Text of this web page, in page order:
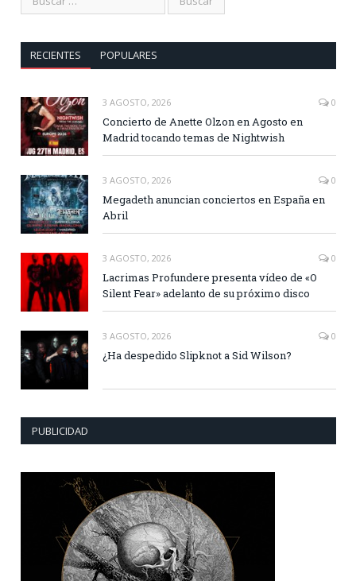
RECIENTES POPULARES
3 AGOSTO, 2026 0
Concierto de Anette Olzon en Agosto en
Madrid tocando temas de Nightwish
3 AGOSTO, 2026 0
Megadeth anuncian conciertos en España en
Abril
3 AGOSTO, 2026 0
Lacrimas Profundere presenta vídeo de «O
Silent Fear» adelanto de su próximo disco
3 AGOSTO, 2026 0
¿Ha despedido Slipknot a Sid Wilson?
PUBLICIDAD